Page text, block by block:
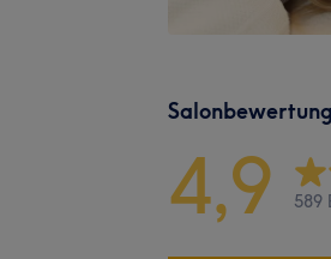
4,9 589